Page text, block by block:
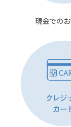
現金での
クレジ
カー